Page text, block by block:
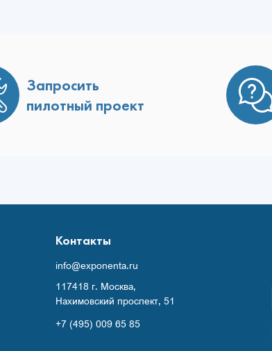
Запросить
пилотный проект
Контакты
info@exponenta.ru
117418 г. Москва,
Нахимовский проспект, 51
+7 (495) 009 65 85